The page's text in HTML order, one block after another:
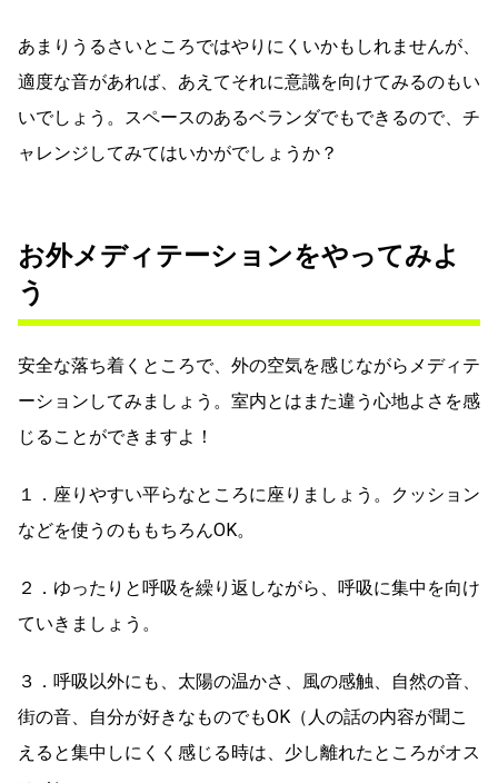
あまりうるさいところではやりにくいかもしれませんが、
適度な音があれば、あえてそれに意識を向けてみるのもい
いでしょう。スペースのあるベランダでもできるので、チ
ャレンジしてみてはいかがでしょうか？
お外メディテーションをやってみよ
う
安全な落ち着くところで、外の空気を感じながらメディテ
ーションしてみましょう。室内とはまた違う心地よさを感
じることができますよ！
１．座りやすい平らなところに座りましょう。クッション
などを使うのももちろんOK。
２．ゆったりと呼吸を繰り返しながら、呼吸に集中を向け
ていきましょう。
３．呼吸以外にも、太陽の温かさ、風の感触、自然の音、
街の音、自分が好きなものでもOK（人の話の内容が聞こ
えると集中しにくく感じる時は、少し離れたところがオス